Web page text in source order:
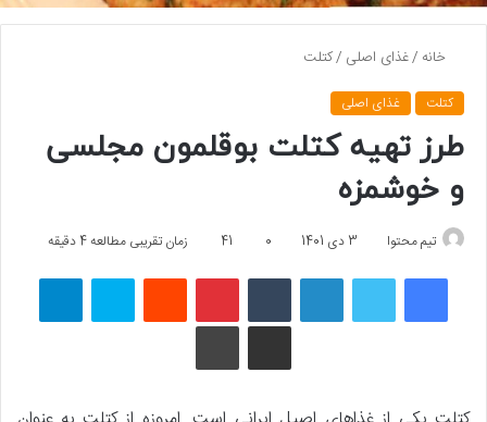
خانه /غذای اصلی /کتلت
کتلت غذای اصلی
طرز تهیه کتلت بوقلمون مجلسی
و خوشمزه
تیم محتوا 3 دی 1401 0
41 زمان تقریبی مطالعه 4 دقیقه
فیسبوک توییتر لینکداین تامبلر پینتریستReddit اسکایپ تلگرام
اشتراک گذاری با ایمیل
چاپ